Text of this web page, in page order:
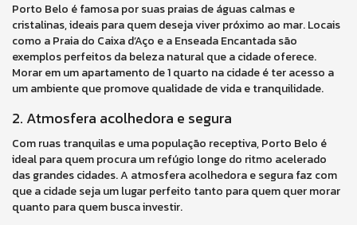
Porto Belo é famosa por suas praias de águas calmas e
cristalinas, ideais para quem deseja viver próximo ao mar. Locais
como a Praia do Caixa d’Aço e a Enseada Encantada são
exemplos perfeitos da beleza natural que a cidade oferece.
Morar em um apartamento de 1 quarto na cidade é ter acesso a
um ambiente que promove qualidade de vida e tranquilidade.
2. Atmosfera acolhedora e segura
Com ruas tranquilas e uma população receptiva, Porto Belo é
ideal para quem procura um refúgio longe do ritmo acelerado
das grandes cidades. A atmosfera acolhedora e segura faz com
que a cidade seja um lugar perfeito tanto para quem quer morar
quanto para quem busca investir.